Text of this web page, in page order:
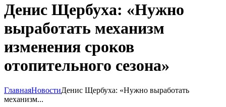
Денис Щербуха: «Нужно
выработать механизм
изменения сроков
отопительного сезона»
ГлавнаяНовостиДенис Щербуха: «Нужно выработать
механизм...